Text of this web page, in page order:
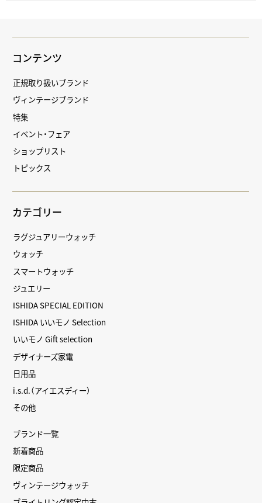
コンテンツ
正規取り扱いブランド
ヴィンテージブランド
特集
イベント・フェア
ショップリスト
トピックス
カテゴリー
ラグジュアリーウォッチ
ウォッチ
スマートウォッチ
ジュエリー
ISHIDA SPECIAL EDITION
ISHIDA いいモノ Selection
いいモノ Gift selection
デザイナーズ家電
日用品
i.s.d.（アイエスディー）
その他
ブランド一覧
新着商品
限定商品
ヴィンテージウォッチ